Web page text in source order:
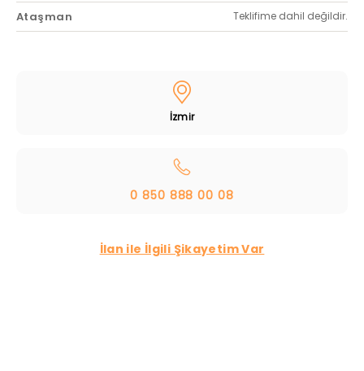
Ataşman Teklifime dahil değildir.
İzmir
0 850 888 00 08
İlan ile İlgili Şikayetim Var